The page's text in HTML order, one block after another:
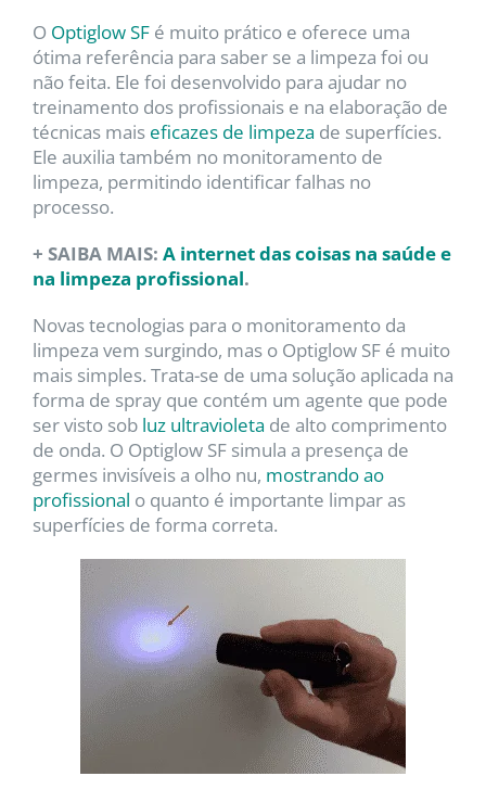
O Optiglow SF é muito prático e oferece uma
ótima referência para saber se a limpeza foi ou
não feita. Ele foi desenvolvido para ajudar no
treinamento dos profissionais e na elaboração de
técnicas mais eficazes de limpeza de superfícies.
Ele auxilia também no monitoramento de
limpeza, permitindo identificar falhas no
processo.
+ SAIBA MAIS: A internet das coisas na saúde e
na limpeza profissional.
Novas tecnologias para o monitoramento da
limpeza vem surgindo, mas o Optiglow SF é muito
mais simples. Trata-se de uma solução aplicada na
forma de spray que contém um agente que pode
ser visto sob luz ultravioleta de alto comprimento
de onda. O Optiglow SF simula a presença de
germes invisíveis a olho nu, mostrando ao
profissional o quanto é importante limpar as
superfícies de forma correta.